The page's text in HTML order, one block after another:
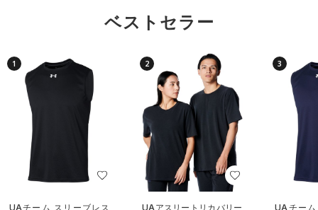
ベストセラー
1
UAチーム スリーブレス
2
UAアスリートリカバリー
3
UAチー